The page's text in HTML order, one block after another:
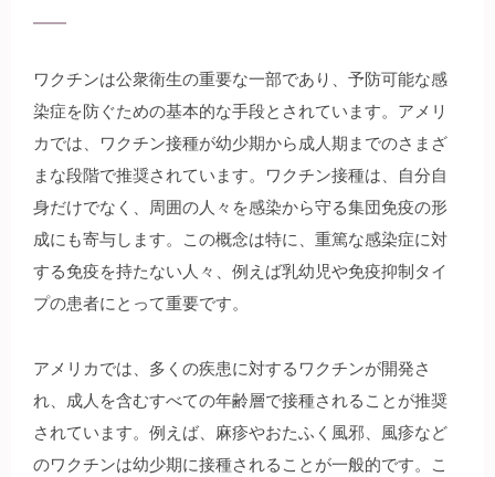
ワクチンは公衆衛生の重要な一部であり、予防可能な感
染症を防ぐための基本的な手段とされています。 アメリ
カでは、ワクチン接種が幼少期から成人期までのさまざ
まな段階で推奨されています。ワクチン接種は、自分自
身だけでなく、周囲の人々を感染から守る集団免疫の形
成にも寄与します。この概念は特に、重篤な感染症に対
する免疫を持たない人々、例えば乳幼児や免疫抑制タイ
プの患者にとって重要です。
アメリカでは、多くの疾患に対するワクチンが開発さ
れ、成人を含むすべての年齢層で接種されることが推奨
されています。例えば、麻疹やおたふく風邪、風疹など
のワクチンは幼少期に接種されることが一般的です。こ